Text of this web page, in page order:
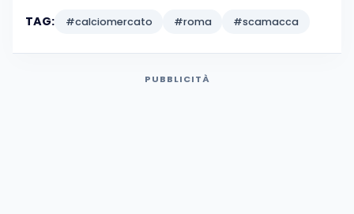
TAG: #calciomercato #roma #scamacca
PUBBLICITÀ